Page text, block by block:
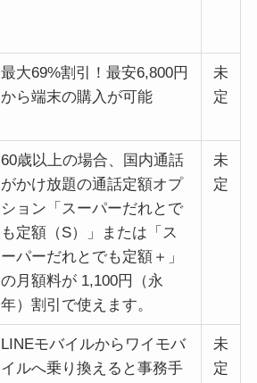
最大69%割引！最安6,800円
から端末の購入が可能
未
定
60歳以上の場合、国内通話
がかけ放題の通話定額オプ
ション「スーパーだれとで
も定額（S）」または「ス
ーパーだれとでも定額＋」
の月額料が 1,100円（永
年）割引で使えます。
未
定
LINEモバイルからワイモバ
イルへ乗り換えると事務手
未
定